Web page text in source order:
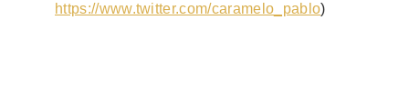
https://www.twitter.com/caramelo_pablo)